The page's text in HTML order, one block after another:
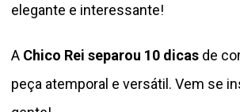
elegante e interessante!
A Chico Rei separou 10 dicas de
peça atemporal e versátil. Vem se